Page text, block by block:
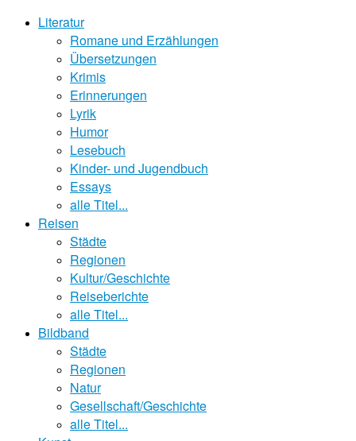
Literatur
Romane und Erzählungen
Übersetzungen
Krimis
Erinnerungen
Lyrik
Humor
Lesebuch
Kinder- und Jugendbuch
Essays
alle Titel...
Reisen
Städte
Regionen
Kultur/Geschichte
Reiseberichte
alle Titel...
Bildband
Städte
Regionen
Natur
Gesellschaft/Geschichte
alle Titel...